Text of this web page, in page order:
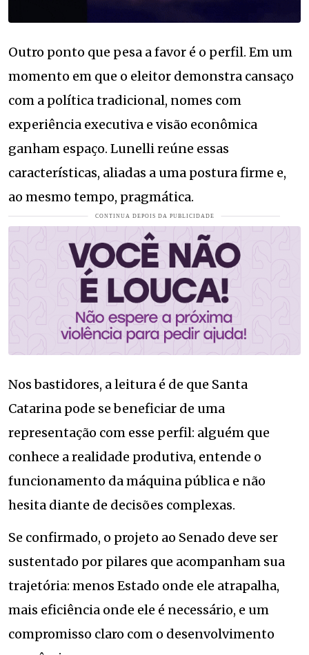
Outro ponto que pesa a favor é o perfil. Em um
momento em que o eleitor demonstra cansaço
com a política tradicional, nomes com
experiência executiva e visão econômica
ganham espaço. Lunelli reúne essas
características, aliadas a uma postura firme e,
ao mesmo tempo, pragmática.
Nos bastidores, a leitura é de que Santa
Catarina pode se beneficiar de uma
representação com esse perfil: alguém que
conhece a realidade produtiva, entende o
funcionamento da máquina pública e não
hesita diante de decisões complexas.
Se confirmado, o projeto ao Senado deve ser
sustentado por pilares que acompanham sua
trajetória: menos Estado onde ele atrapalha,
mais eficiência onde ele é necessário, e um
compromisso claro com o desenvolvimento